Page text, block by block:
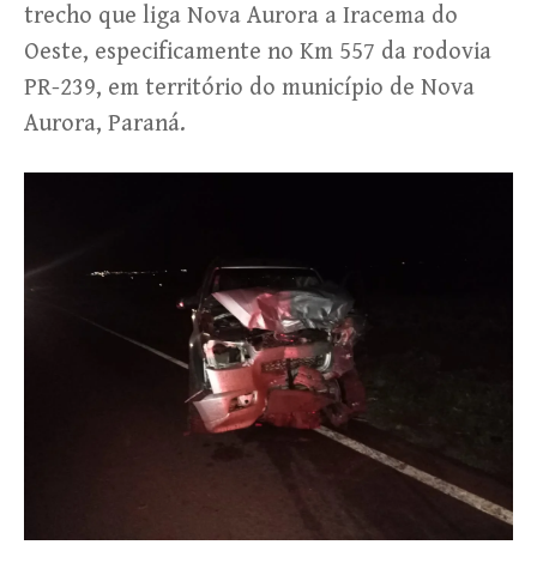
trecho que liga Nova Aurora a Iracema do
Oeste, especificamente no Km 557 da rodovia
PR-239, em território do município de Nova
Aurora, Paraná.